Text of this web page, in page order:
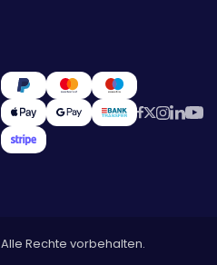
Alle Rechte vorbehalten.